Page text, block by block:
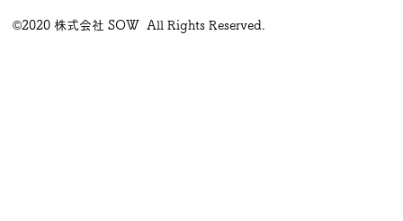
©2020 株式会社 SOW All Rights Reserved.